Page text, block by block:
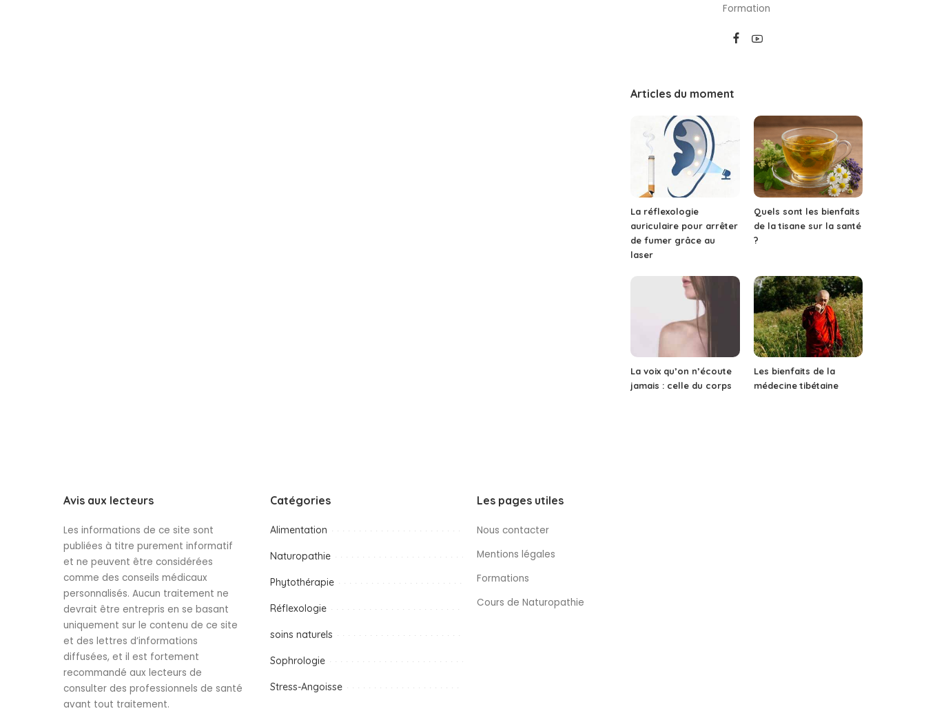
Formation
Articles du moment
La réflexologie
auriculaire pour arrêter
de fumer grâce au
laser
Quels sont les bienfaits
de la tisane sur la santé
?
La voix qu’on n’écoute
jamais : celle du corps
Les bienfaits de la
médecine tibétaine
Avis aux lecteurs
Les informations de ce site sont
publiées à titre purement informatif
et ne peuvent être considérées
comme des conseils médicaux
personnalisés. Aucun traitement ne
devrait être entrepris en se basant
uniquement sur le contenu de ce site
et des lettres d’informations
diffusées, et il est fortement
recommandé aux lecteurs de
consulter des professionnels de santé
avant tout traitement.
Catégories
Alimentation
Naturopathie
Phytothérapie
Réflexologie
soins naturels
Sophrologie
Stress-Angoisse
Les pages utiles
Nous contacter
Mentions légales
Formations
Cours de Naturopathie